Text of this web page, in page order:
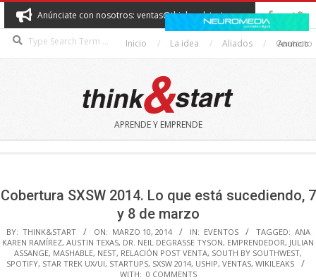
Skip
to
content
Anúnciate con nosotros: ventas@thinkandstart.com
Inicio La idea Aliados Contacto
THINK&START
APRENDE Y EMPRENDE
Anuncio
Cobertura SXSW 2014. Lo que está sucediendo, 7
y 8 de marzo
BY: THINK&START ON: MARZO 10, 2014 IN: EVENTOS TAGGED: ANA
KAREN RAMÍREZ, AUSTIN TEXAS, DR. NEIL DEGRASSE TYSON, EMPRENDEDOR, JULIAN
ASSANGE, MASHABLE, NEST, RELACIÓN POST VENTA, SOUTH BY SOUTHWEST,
SPOTIFY, STAR TREK UX/UI, STARTUPS, SXSW 2014, USHIP, VENTAS, WIKILEAKS
WITH: 0 COMMENTS